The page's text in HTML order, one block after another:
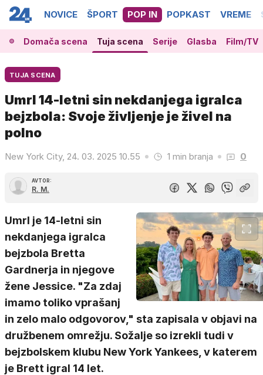
NOVICE ŠPORT POP IN POPKAST VREME
Domača scena Tuja scena Serije Glasba Film/TV
TUJA SCENA
Umrl 14-letni sin nekdanjega igralca
bejzbola: Svoje življenje je živel na
polno
New York City, 24. 03. 2025 10.55 1 min branja 0
AVTOR:
R. M.
Umrl je 14-letni sin
nekdanjega igralca
bejzbola Bretta
Gardnerja in njegove
žene Jessice. "Za zdaj
imamo toliko vprašanj
in zelo malo odgovorov," sta zapisala v objavi na
družbenem omrežju. Sožalje so izrekli tudi v
bejzbolskem klubu New York Yankees, v katerem
je Brett igral 14 let.